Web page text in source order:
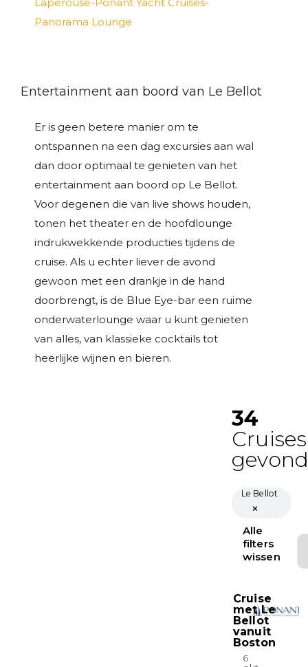
Entertainment aan boord van Le Bellot
Er is geen betere manier om te
ontspannen na een dag excursies aan wal
dan door optimaal te genieten van het
entertainment aan boord op Le Bellot.
Voor degenen die van live shows houden,
tonen het theater en de hoofdlounge
indrukwekkende producties tijdens de
cruise. Als u echter liever de avond
gewoon met een drankje in de hand
doorbrengt, is de Blue Eye-bar een ruime
onderwaterlounge waar u kunt genieten
van alles, van klassieke cocktails tot
heerlijke wijnen en bieren.